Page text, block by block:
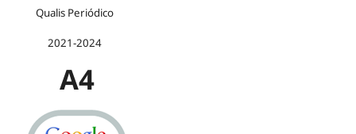
Qualis Periódico
2021-2024
A4